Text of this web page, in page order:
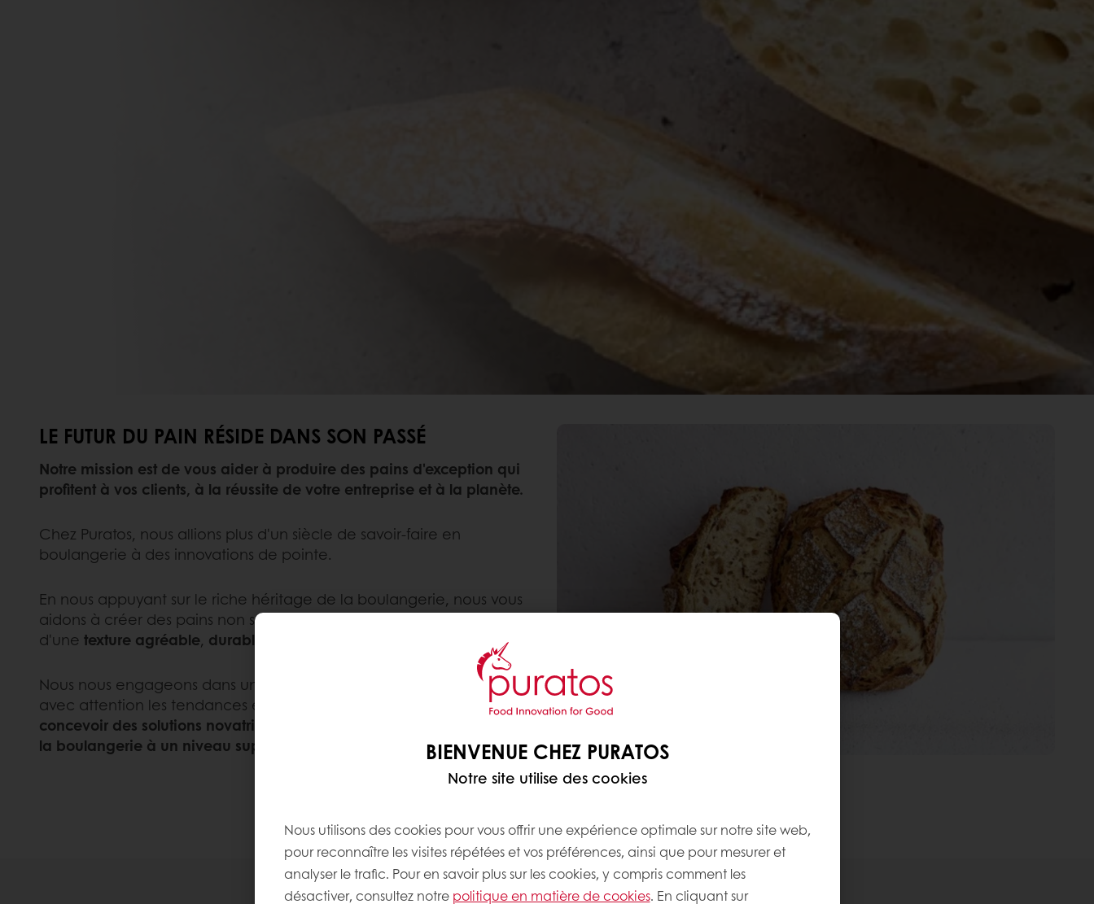
LE FUTUR DU PAIN RÉSIDE DANS SON PASSÉ
Notre mission est de vous aider à produire des pains d'exception qui
profitent à vos clients, à la réussite de votre entreprise et à la planète.
Chez Puratos, nous allions plus d'un siècle de savoir-faire en
boulangerie à des innovations de pointe.
En nous appuyant sur le riche héritage de la boulangerie, nous vous
aidons à créer des pains non seulementsavoureux, mais aussi dotés
d'une texture agréable, durables
Nous nous engageons dans une innovation constante, en étudiant
avec attention les tendances et attentes des consommateurs afin de
concevoir des solutions novatrices qui vous permettent d’élever l’art de
la boulangerie à un niveau supérieur.
BIENVENUE CHEZ PURATOS
Notre site utilise des cookies
Nous utilisons des cookies pour vous offrir une expérience optimale sur notre site web,
pour reconnaître les visites répétées et vos préférences, ainsi que pour mesurer et
analyser le trafic. Pour en savoir plus sur les cookies, y compris comment les
désactiver, consultez notre politique en matière de cookies. En cliquant sur